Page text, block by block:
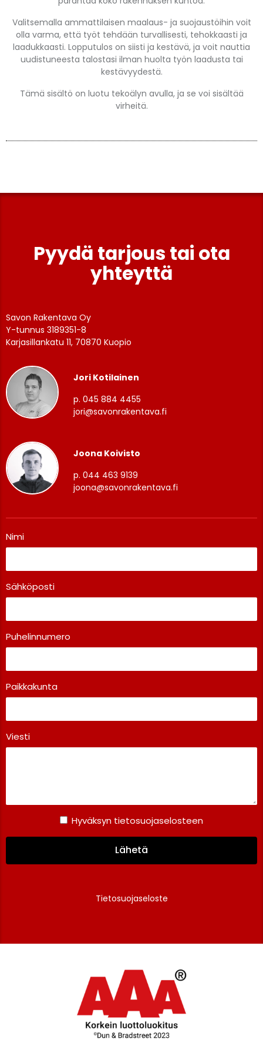
Valitsemalla ammattilaisen maalaus- ja suojaustöihin voit
olla varma, että työt tehdään turvallisesti, tehokkaasti ja
laadukkaasti. Lopputulos on siisti ja kestävä, ja voit nauttia
uudistuneesta talostasi ilman huolta työn laadusta tai
kestävyydestä.
Tämä sisältö on luotu tekoälyn avulla, ja se voi sisältää
virheitä.
Pyydä tarjous tai ota
yhteyttä
Savon Rakentava Oy
Y-tunnus 3189351-8
Karjasillankatu 11, 70870 Kuopio
Jori Kotilainen
p. 045 884 4455
jori@savonrakentava.fi
Joona Koivisto
p. 044 463 9139
joona@savonrakentava.fi
Nimi
Sähköposti
Puhelinnumero
Paikkakunta
Viesti
Hyväksyn tietosuojaselosteen
Lähetä
Tietosuojaseloste